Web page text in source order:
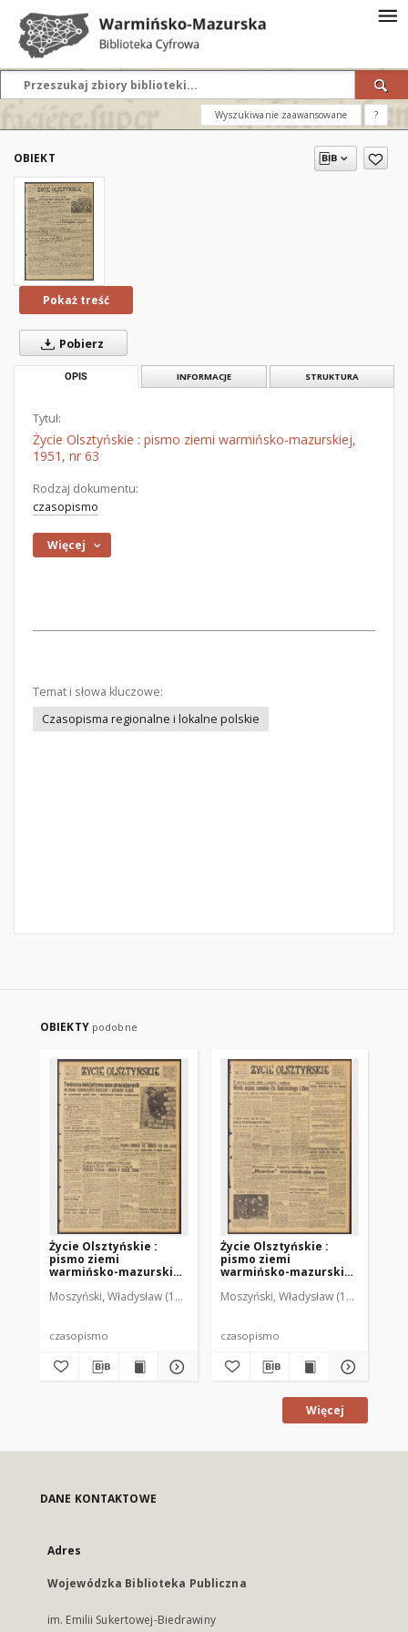
Wyszukiwanie zaawansowane ?
OBIEKT
Pokaż treść
Pobierz
OPIS INFORMACJE STRUKTURA
Tytuł:
Życie Olsztyńskie : pismo ziemi warmińsko-mazurskiej,
1951, nr 63
Rodzaj dokumentu:
czasopismo
Więcej
Temat i słowa kluczowe:
Czasopisma regionalne i lokalne polskie
OBIEKTY podobne
Życie Olsztyńskie :
pismo ziemi
warmińsko-mazurskiej,
Moszyński, Władysław (1922-2001). Red. Mroczkowski, Włodzimierz
czasopismo
Życie Olsztyńskie :
pismo ziemi
warmińsko-mazurskiej,
Moszyński, Władysław (1922-2001).
czasopismo
Więcej
DANE KONTAKTOWE
Adres
Wojewódzka Biblioteka Publiczna
im. Emilii Sukertowej-Biedrawiny